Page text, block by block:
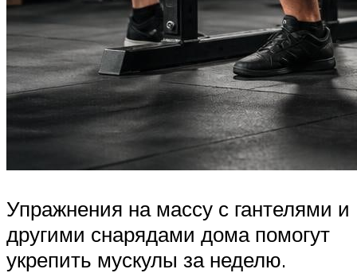
Упражнения на массу с гантелями и
другими снарядами дома помогут
укрепить мускулы за неделю.